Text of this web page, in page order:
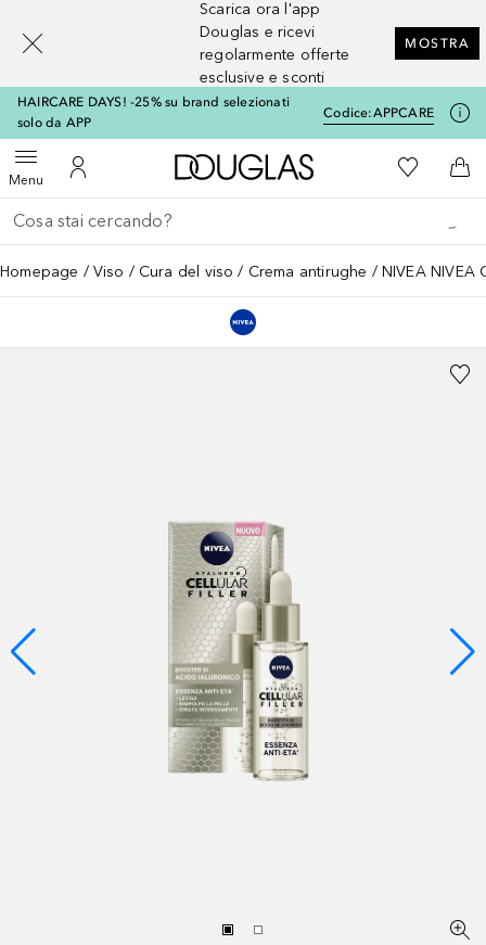
Scarica ora l'app
Douglas e ricevi
regolarmente offerte
esclusive e sconti
MOSTRA
HAIRCARE DAYS! -25% su brand selezionati
solo da APP
Codice:APPCARE
MenuApri menuAl Mio Account
A Douglas HomeAlla Mia
Al
Torna indietro
Esegui ricerca
Homepage Viso Cura del viso Crema antirughe NIVEA NIVEA
[navigation.slideout.screenreader]